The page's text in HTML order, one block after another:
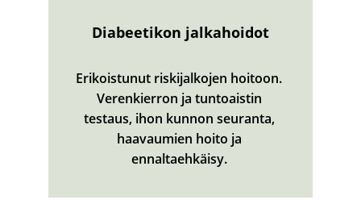
Erikoistunut riskijalkojen hoitoon.
Verenkierron ja tuntoaistin
testaus, ihon kunnon seuranta,
haavaumien hoito ja
ennaltaehkäisy.
Diabeetikon jalkahoidot